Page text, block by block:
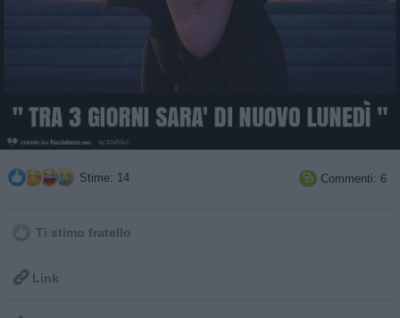
Stime: 14  Commenti: 6
Ti stimo fratello
 Link